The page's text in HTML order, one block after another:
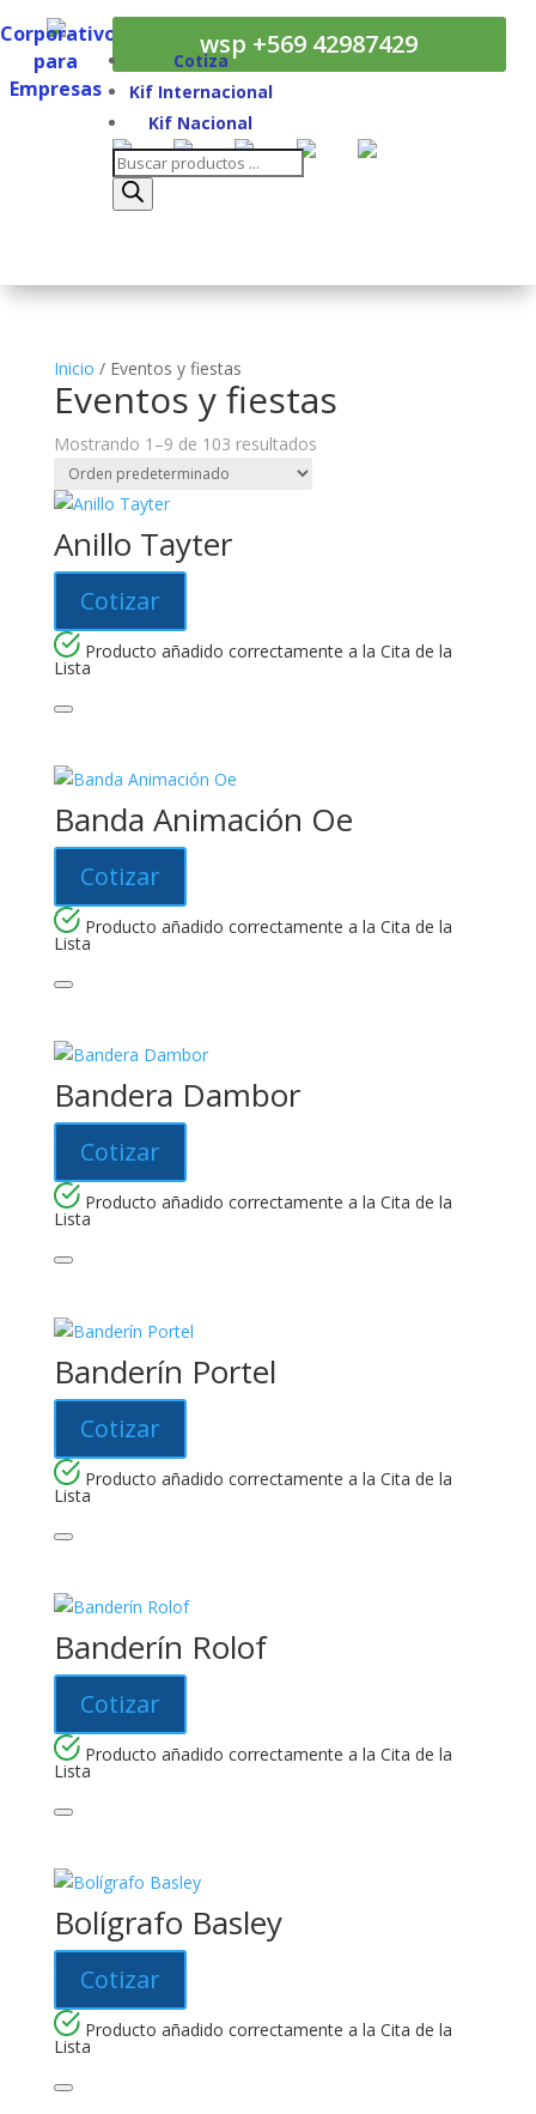
Corporativos
para
Empresas
Corporativos
wsp +569 42987429
Cotiza
Kif Internacional
Kif Nacional
Búsqueda
de
productos
Inicio / Eventos y fiestas
Eventos y fiestas
Mostrando 1–9 de 103 resultados
Anillo Tayter
Cotizar
Producto añadido correctamente a la Cita de la
Lista
Banda Animación Oe
Cotizar
Producto añadido correctamente a la Cita de la
Lista
Bandera Dambor
Cotizar
Producto añadido correctamente a la Cita de la
Lista
Banderín Portel
Cotizar
Producto añadido correctamente a la Cita de la
Lista
Banderín Rolof
Cotizar
Producto añadido correctamente a la Cita de la
Lista
Bolígrafo Basley
Cotizar
Producto añadido correctamente a la Cita de la
Lista